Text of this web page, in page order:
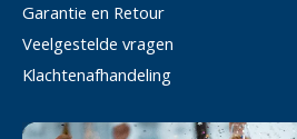
Garantie en Retour
Veelgestelde vragen
Klachtenafhandeling